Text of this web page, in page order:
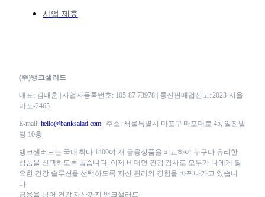
사업 제휴
(주)뱅크샐러드
대표: 김태훈 | 사업자등록번호: 105-87-73978 | 통신판매업신고: 2023-서울
마포-2465
E-mail: hello@banksalad.com | 주소: 서울특별시 마포구 마포대로 45, 일진빌
딩 10층
뱅크샐러드는 국내 최다 1400여 개 금융상품을 비교하여 누구나 유리한
상품을 선택하도록 돕습니다. 이제 비대면 건강 검사로 모두가 나에게 필
요한 건강 솔루션을 선택하도록 자산 관리의 경험을 바꿔나가고 있습니
다.
금융을 넘어 건강 자산까지 뱅크샐러드